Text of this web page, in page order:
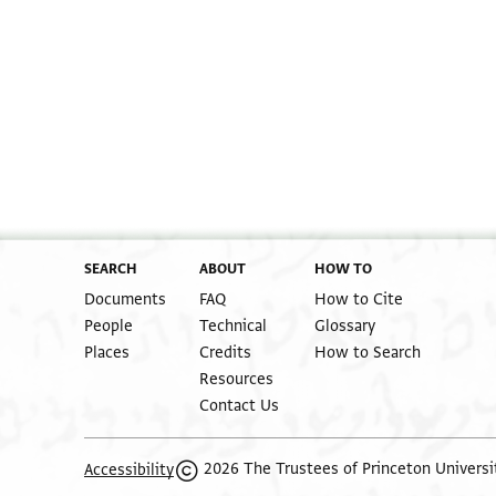
SEARCH
Documents
People
Places
ABOUT
FAQ
Technical
Credits
Resources
Contact Us
HOW TO
How to Cite
Glossary
How to Search
Accessibility 2026 The Trustees of Princeton